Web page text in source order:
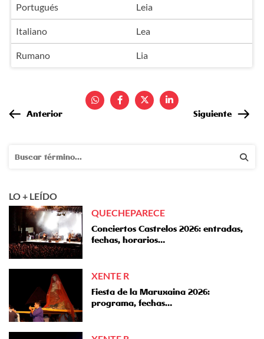
Portugués Leia
Italiano Lea
Rumano Lia
Anterior Siguiente
LO + LEÍDO
QUECHEPARECE
Conciertos Castrelos 2026: entradas,
fechas, horarios…
XENTE R
Fiesta de la Maruxaina 2026:
programa, fechas…